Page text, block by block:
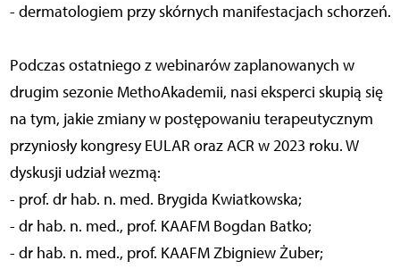
- dermatologiem przy skórnych manifestacjach schorzeń.
Podczas ostatniego z webinarów zaplanowanych w
drugim sezonie MethoAkademii, nasi eksperci skupią się
na tym, jakie zmiany w postępowaniu terapeutycznym
przyniosły kongresy EULAR oraz ACR w 2023 roku. W
dyskusji udział wezmą:
- prof. dr hab. n. med. Brygida Kwiatkowska;
- dr hab. n. med., prof. KAAFM Bogdan Batko;
- dr hab. n. med., prof. KAAFM Zbigniew Żuber;